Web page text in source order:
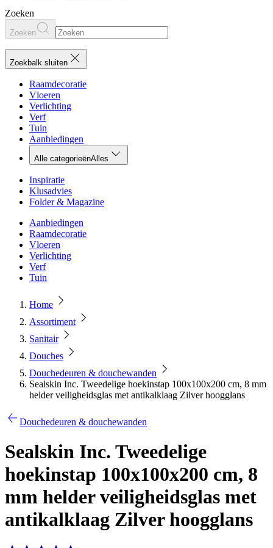
Zoeken
Zoeken
Zoekbalk sluiten
Raamdecoratie
Vloeren
Verlichting
Verf
Tuin
Aanbiedingen
Alle categorieënAlles
Inspiratie
Klusadvies
Folder & Magazine
Aanbiedingen
Raamdecoratie
Vloeren
Verlichting
Verf
Tuin
Home
Assortiment
Sanitair
Douches
Douchedeuren & douchewanden
Sealskin Inc. Tweedelige hoekinstap 100x100x200 cm, 8 mm
helder veiligheidsglas met antikalklaag Zilver hoogglans
Douchedeuren & douchewanden
Sealskin Inc. Tweedelige
hoekinstap 100x100x200 cm, 8
mm helder veiligheidsglas met
antikalklaag Zilver hoogglans